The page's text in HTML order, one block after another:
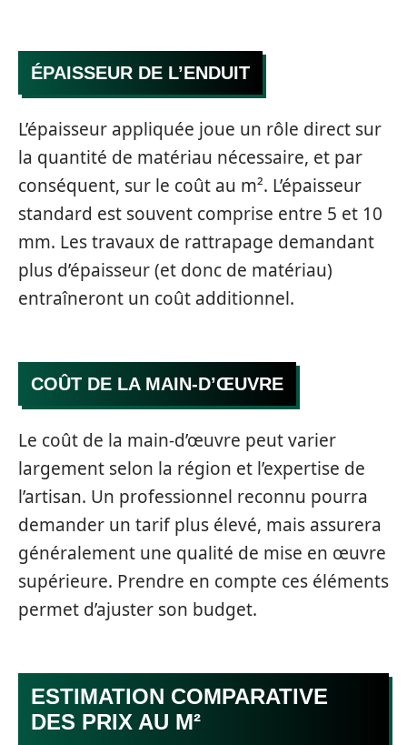
ÉPAISSEUR DE L’ENDUIT
L’épaisseur appliquée joue un rôle direct sur
la quantité de matériau nécessaire, et par
conséquent, sur le coût au m². L’épaisseur
standard est souvent comprise entre 5 et 10
mm. Les travaux de rattrapage demandant
plus d’épaisseur (et donc de matériau)
entraîneront un coût additionnel.
COÛT DE LA MAIN-D’ŒUVRE
Le coût de la main-d’œuvre peut varier
largement selon la région et l’expertise de
l’artisan. Un professionnel reconnu pourra
demander un tarif plus élevé, mais assurera
généralement une qualité de mise en œuvre
supérieure. Prendre en compte ces éléments
permet d’ajuster son budget.
ESTIMATION COMPARATIVE
DES PRIX AU M²